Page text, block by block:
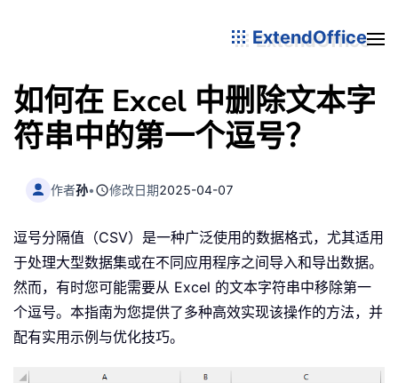
ExtendOffice
如何在 Excel 中删除文本字
符串中的第一个逗号？
作者孙• 修改日期2025-04-07
逗号分隔值（CSV）是一种广泛使用的数据格式，尤其适用
于处理大型数据集或在不同应用程序之间导入和导出数据。
然而，有时您可能需要从 Excel 的文本字符串中移除第一
个逗号。本指南为您提供了多种高效实现该操作的方法，并
配有实用示例与优化技巧。